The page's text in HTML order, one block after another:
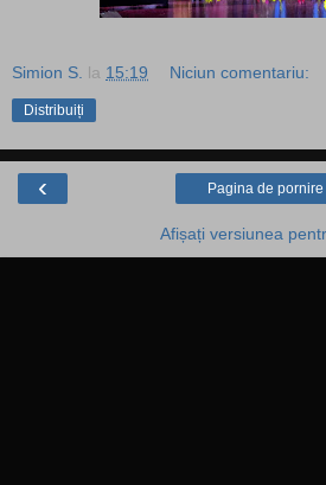
Simion S. la 15:19 Niciun comentariu:
Distribuiți
‹ Pagina de pornire
Afișați versiunea